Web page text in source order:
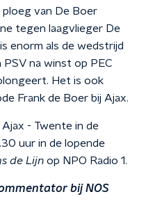
van De Boer
tegen laagvlieger De
enorm als de wedstrijd
PSV na winst op PEC
Het is ook
Frank de Boer bij Ajax.
- Twente in de
uur in de lopende
de Lijn op NPO Radio 1.
bij NOS